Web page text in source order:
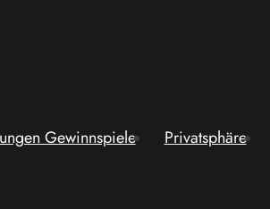
Gewinnspiele Privatsphäre